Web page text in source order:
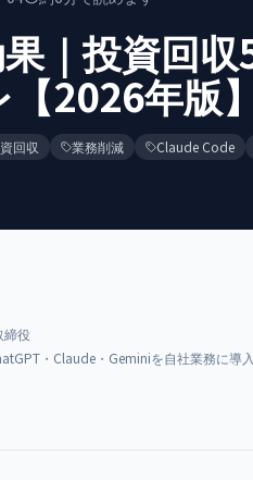
｜投資回
2026年版】
回収 業務削減 Claude Code
締役
・Claude・Geminiを自社業務に導